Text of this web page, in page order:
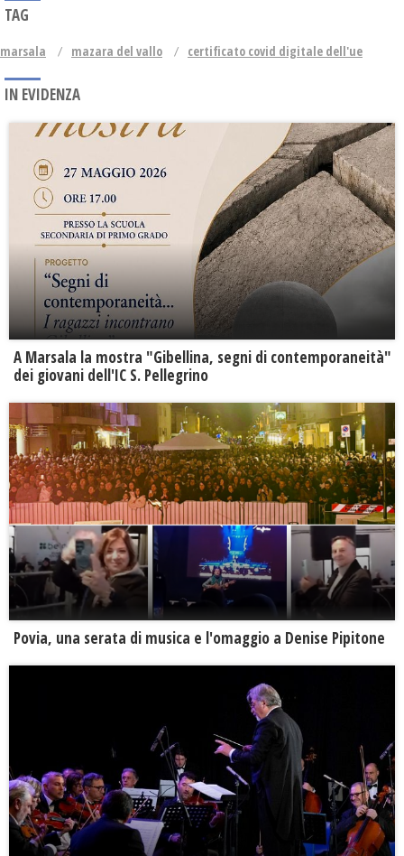
TAG
marsala mazara del vallo certificato covid digitale dell'ue
IN EVIDENZA
A Marsala la mostra "Gibellina, segni di contemporaneità"
dei giovani dell'IC S. Pellegrino
Povia, una serata di musica e l'omaggio a Denise Pipitone